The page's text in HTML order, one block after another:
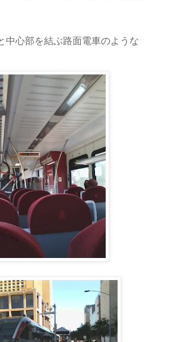
中心部を結ぶ路面電車のような